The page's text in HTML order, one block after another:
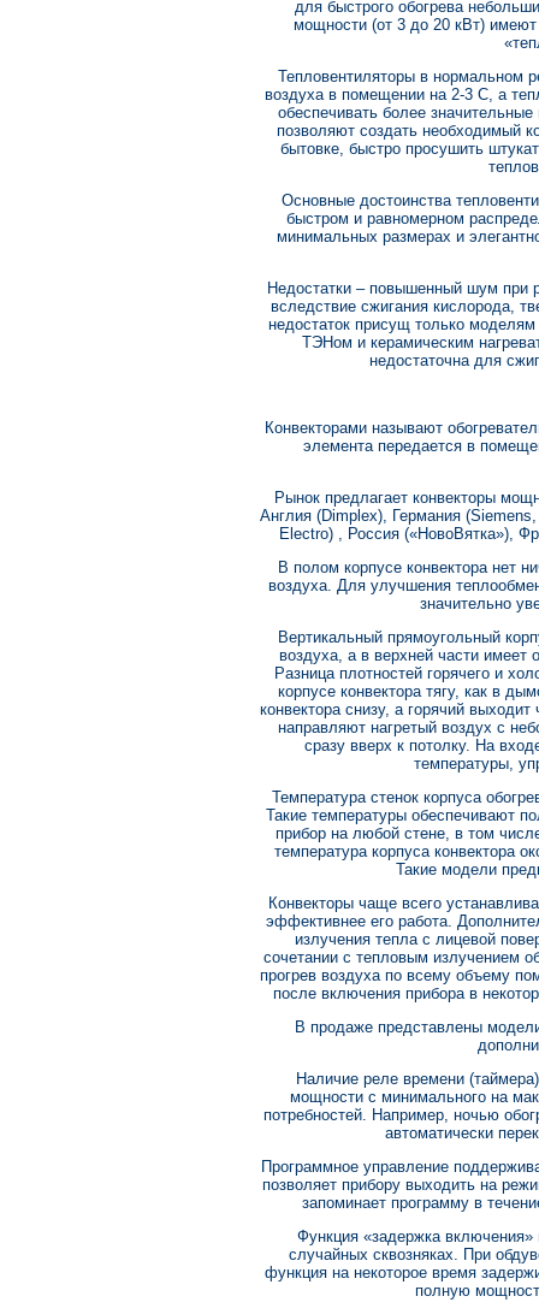
для быстрого обогрева
мощности (от 3 до 20 кВт)
Тепловентиляторы в нормальном
воздуха в помещении на 2-3 С, а
обеспечивать более
позволяют создать необходимый
бытовке, быстро просушить
Основные достоинства
быстром и равномерном
минимальных размерах и
Недостатки – повышенный шум при
вследствие сжигания кислорода,
недостаток присущ только
ТЭНом и керамическим
недостаточна для
Конвекторами называют
элемента передается в
Рынок предлагает конвекторы
Англия (Dimplex), Германия
Electro) , Россия («НовоВятка»),
В полом корпусе конвектора нет
воздуха. Для улучшения
значительно
Вертикальный прямоугольный
воздуха, а в верхней части имеет
Разница плотностей горячего и
корпусе конвектора тягу, как в
конвектора снизу, а горячий
направляют нагретый воздух с
сразу вверх к потолку. На
температуры,
Температура стенок корпуса
Такие температуры обеспечивают
прибор на любой стене, в том
температура корпуса конвектора
Такие модели
Конвекторы чаще всего
эффективнее его работа.
излучения тепла с лицевой
сочетании с тепловым излучением
прогрев воздуха по всему объему
после включения прибора в
В продаже представлены
Наличие реле времени
мощности с минимального на
потребностей. Например, ночью
автоматически
Программное управление
позволяет прибору выходить на
запоминает программу в
Функция «задержка
случайных сквозняках. При
функция на некоторое время
полную